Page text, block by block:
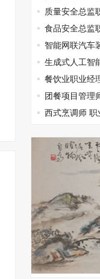
质量安全总监
食品安全总监
智能网联汽车
生成式人工智
餐饮业职业经
团餐项目管理
西式烹调师 职